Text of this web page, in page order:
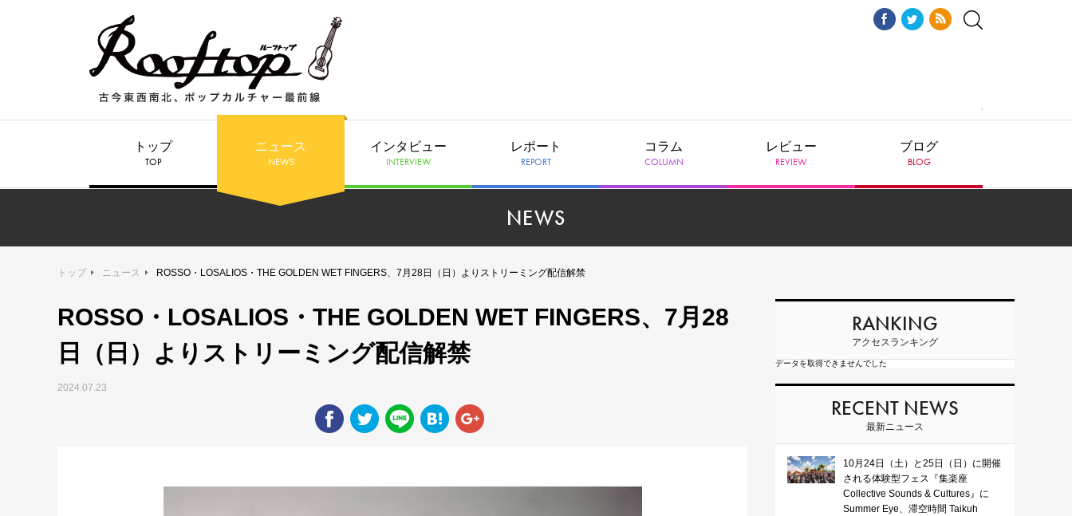
トップ
TOP
ニュース
NEWS
インタビュー
INTERVIEW
レポート
REPORT
コラム
COLUMN
レビュー
REVIEW
ブログ
BLOG
NEWS
トップ ニュース ROSSO・LOSALIOS・THE GOLDEN WET FINGERS、7月28日（日）よりストリーミング配信解禁
ROSSO・LOSALIOS・THE GOLDEN WET FINGERS、7月28
日（日）よりストリーミング配信解禁
2024.07.23
RANKING
アクセスランキング
データを取得できませんでした
RECENT NEWS
最新ニュース
10月24日（土）と25日（日）に開催
される体験型フェス『集楽座
Collective Sounds & Cultures』に
Summer Eye、滞空時間 Taikuh